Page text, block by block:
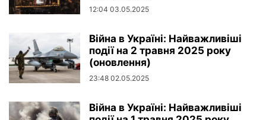
12:04 03.05.2025
Війна в Україні: Найважливіші
події на 2 травня 2025 року
(оновлення)
23:48 02.05.2025
Війна в Україні: Найважливіші